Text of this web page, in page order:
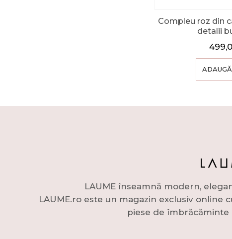
Compleu roz din
detalii
LAUME înseamnă modern,
LAUME.ro este un magazin exclusiv online
piese de